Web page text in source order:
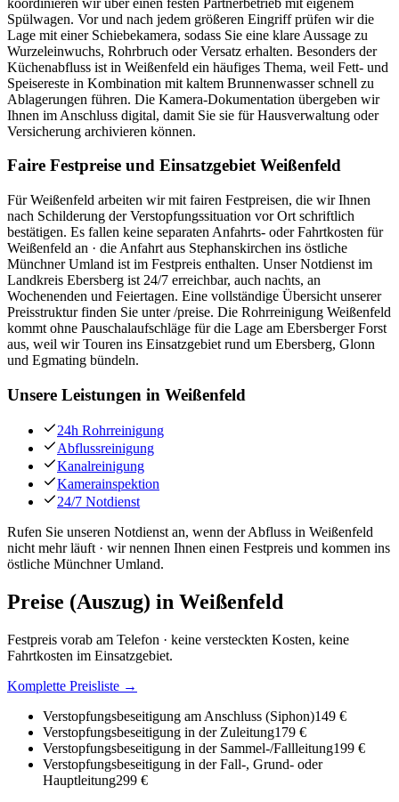
Spülwagen. Vor und nach jedem größeren Eingriff prüfen wir die
Lage mit einer Schiebekamera, sodass Sie eine klare Aussage zu
Wurzeleinwuchs, Rohrbruch oder Versatz erhalten. Besonders der
Küchenabfluss ist in Weißenfeld ein häufiges Thema, weil Fett- und
Speisereste in Kombination mit kaltem Brunnenwasser schnell zu
Ablagerungen führen. Die Kamera-Dokumentation übergeben wir
Ihnen im Anschluss digital, damit Sie sie für Hausverwaltung oder
Versicherung archivieren können.
Faire Festpreise und Einsatzgebiet Weißenfeld
Für Weißenfeld arbeiten wir mit fairen Festpreisen, die wir Ihnen
nach Schilderung der Verstopfungssituation vor Ort schriftlich
bestätigen. Es fallen keine separaten Anfahrts- oder Fahrtkosten für
Weißenfeld an · die Anfahrt aus Stephanskirchen ins östliche
Münchner Umland ist im Festpreis enthalten. Unser Notdienst im
Landkreis Ebersberg ist 24/7 erreichbar, auch nachts, an
Wochenenden und Feiertagen. Eine vollständige Übersicht unserer
Preisstruktur finden Sie unter /preise. Die Rohrreinigung Weißenfeld
kommt ohne Pauschalaufschläge für die Lage am Ebersberger Forst
aus, weil wir Touren ins Einsatzgebiet rund um Ebersberg, Glonn
und Egmating bündeln.
Unsere Leistungen in Weißenfeld
24h Rohrreinigung
Abflussreinigung
Kanalreinigung
Kamerainspektion
24/7 Notdienst
Rufen Sie unseren Notdienst an, wenn der Abfluss in Weißenfeld
nicht mehr läuft · wir nennen Ihnen einen Festpreis und kommen ins
östliche Münchner Umland.
Preise (Auszug) in Weißenfeld
Festpreis vorab am Telefon · keine versteckten Kosten, keine
Fahrtkosten im Einsatzgebiet.
Komplette Preisliste →
Verstopfungsbeseitigung am Anschluss (Siphon)149 €
Verstopfungsbeseitigung in der Zuleitung179 €
Verstopfungsbeseitigung in der Sammel-/Fallleitung199 €
Verstopfungsbeseitigung in der Fall-, Grund- oder
Hauptleitung299 €